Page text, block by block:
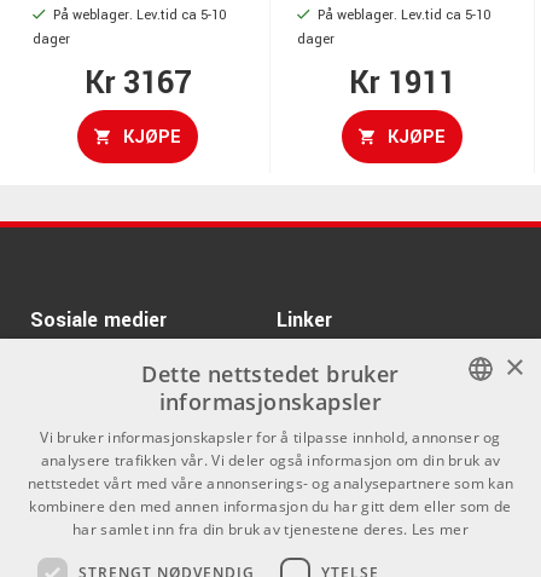
På weblager. Lev.tid ca 5-10
dager
Kr 3167
KJØPE
På weblager. Lev.tid ca 5-10
dager
Kr 1911
KJØPE
Sosiale medier Linker
Om Oss
Kontakt oss
Kjøpsvilkår
Butikken
Varemerker
NORWEGIAN
×
Dette nettstedet bruker
informasjonskapsler
Vi bruker informasjonskapsler for å tilpasse innhold, annonser og
analysere trafikken vår. Vi deler også informasjon om din bruk av
nettstedet vårt med våre annonserings- og analysepartnere som kan
kombinere den med annen informasjon du har gitt dem eller som de
har samlet inn fra din bruk av tjenestene deres. Les mer
STRENGT NØDVENDIG YTELSE